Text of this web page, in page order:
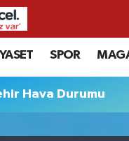
SPOR
Hava Durumu
Eczaneler
Durumu